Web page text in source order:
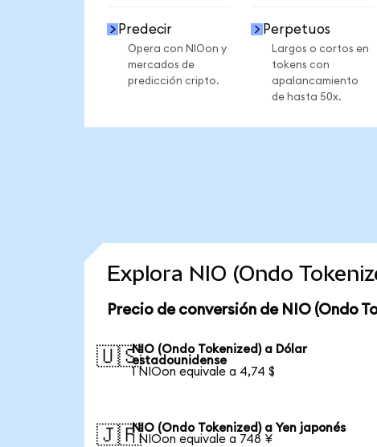
Predecir
Opera con NIOon y
mercados de
predicción cripto.
Perpetuos
Largos o cortos en
tokens con
apalancamiento
de hasta 50x.
Explora NIO (Ondo
Precio de conversión de NIO (Ondo
🇺🇸NIO (Ondo Tokenized) a Dólar
estadounidense
1 NIOon equivale a 4,74 $
🇯🇵NIO (Ondo Tokenized) a Yen japonés
1 NIOon equivale a 748 ¥